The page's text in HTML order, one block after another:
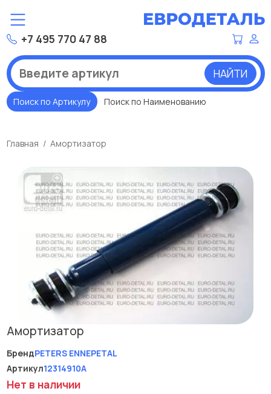
+7 495 770 47 88
НАЙТИ
Поиск по Артикулу Поиск по Наименованию
Главная Амортизатор
Амортизатор
БрендPETERS ENNEPETAL
Артикул12314910A
Нет в наличии